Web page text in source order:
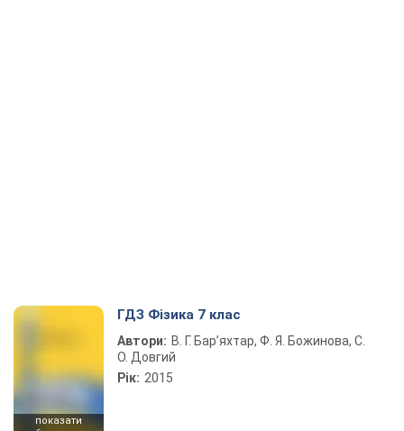
показати
ГДЗ Фізика 7 клас
Автори: В. Г. Бар’яхтар, Ф. Я. Божинова, С.
О. Довгий
Рік: 2015